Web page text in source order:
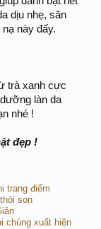
dịu nhẹ, săn
này đấy.
trà xanh cực
làn da
nhé !
đẹp !
trang điểm
son
chúng xuất hiện